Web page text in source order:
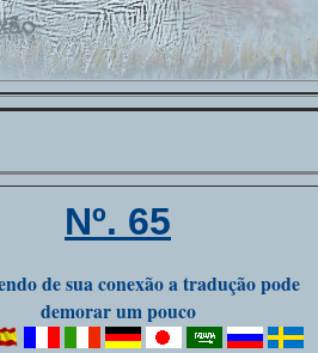
Nº. 65
de sua conexão a tradução pode
demorar um pouco